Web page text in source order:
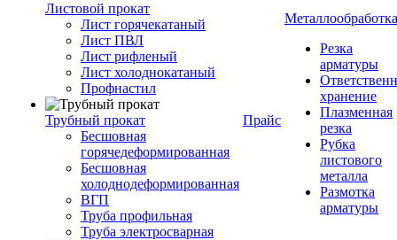
Листовой прокат
Лист горячекатаный
Лист ПВЛ
Лист рифленый
Лист холоднокатаный
Профнастил
Трубный прокат
Бесшовная
горячедеформированная
Бесшовная
холоднодеформированная
ВГП
Труба профильная
Труба электросварная
Прайс
Металлообработка
Резка
арматуры
хранение
Плазменная
резка
Рубка
листового
металла
Размотка
арматуры